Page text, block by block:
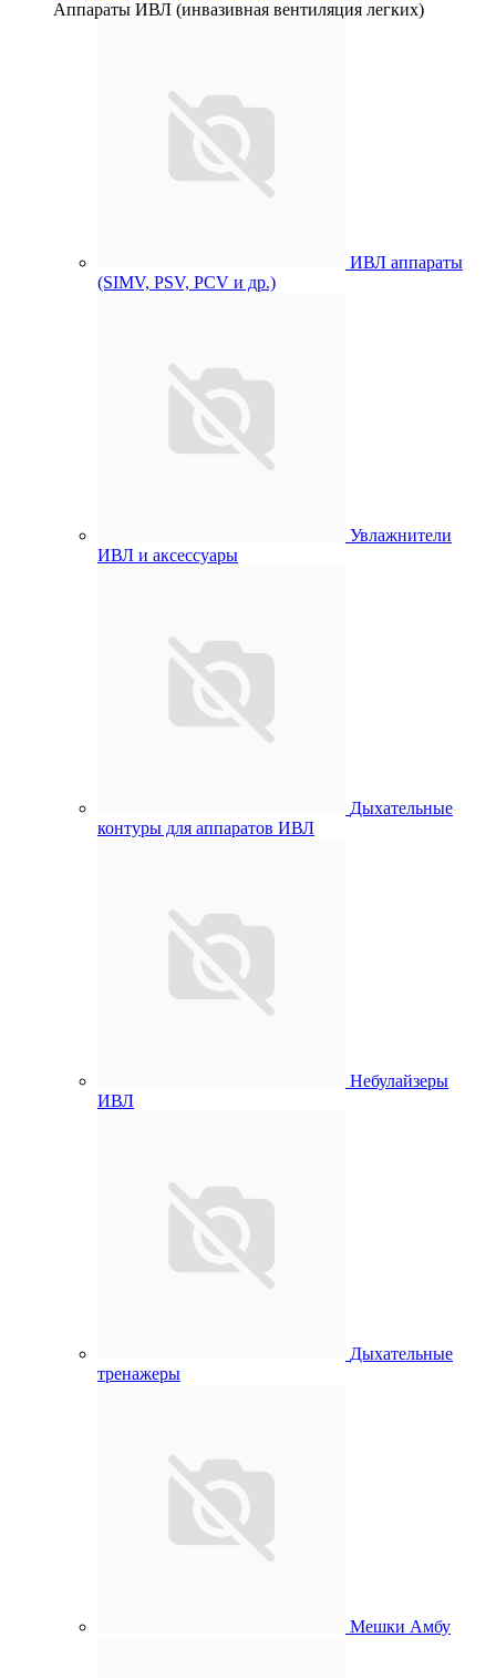
Аппараты ИВЛ (инвазивная вентиляция легких)
ИВЛ аппараты
(SIMV, PSV, PCV и др.)
Увлажнители
ИВЛ и аксессуары
Дыхательные
контуры для аппаратов ИВЛ
Небулайзеры
ИВЛ
Дыхательные
тренажеры
Мешки Амбу